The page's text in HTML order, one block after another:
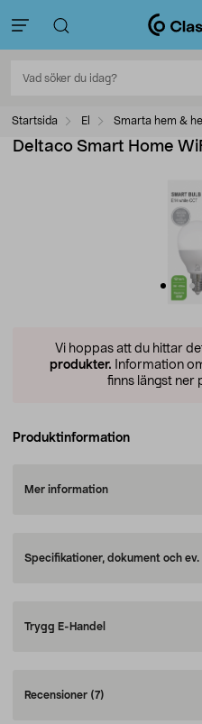
Startsida El Smarta hem &
Deltaco Smart Home
Vi hoppas att du hittar
produkter. Information
finns längst ner
Produktinformation
Mer information
Specifikationer, dokument och
Trygg E-Handel
Recensioner (7)